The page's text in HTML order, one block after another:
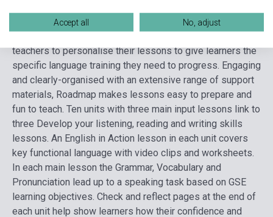
teachers to personalise their lessons to give learners the
specific language training they need to progress. Engaging
and clearly-organised with an extensive range of support
materials, Roadmap makes lessons easy to prepare and
fun to teach. Ten units with three main input lessons link to
three Develop your listening, reading and writing skills
lessons. An English in Action lesson in each unit covers
key functional language with video clips and worksheets.
In each main lesson the Grammar, Vocabulary and
Pronunciation lead up to a speaking task based on GSE
learning objectives. Check and reflect pages at the end of
each unit help show learners how their confidence and
Accept all No, adjust